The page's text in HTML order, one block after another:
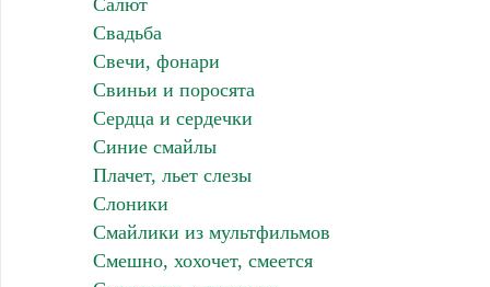
Салют
Свадьба
Свечи, фонари
Свиньи и поросята
Сердца и сердечки
Синие смайлы
Плачет, льет слезы
Слоники
Смайлики из мультфильмов
Смешно, хохочет, смеется